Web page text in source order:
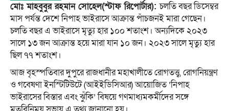
মোঃ মাহবুবুর রহমান সোহেল(স্টাফ রিপোর্টার):চলতি বছর ডিসেম্বর
মাস পর্যন্ত দেশে নিপাহ ভাইরাসে আক্রান্ত পাঁচজনই মারা গেছেন।
চলতি বছর এ ভাইরাসে মৃত্যু হার ১০০ শতাংশ। অন্যদিকে ২০২৩
সালে ১৩ জন আক্রান্ত হয়ে মারা যান ১০ জন। ২০২৩ সালে মৃত্যু হার
ছিল ৭৭ শতাংশ।
আজ বৃহস্পতিবার দুপুরে রাজধানীর মহাখালীতে রোগতত্ত্ব, রোগনিয়ন্ত্রণ
ও গবেষণা ইনস্টিটিউটে (আইইডিসিআর) আয়োজিত ‘নিপাহ
ভাইরাসের বিস্তার এবং ঝুঁকি’ বিষয়ে গণমাধ্যমকর্মীদের সঙ্গে